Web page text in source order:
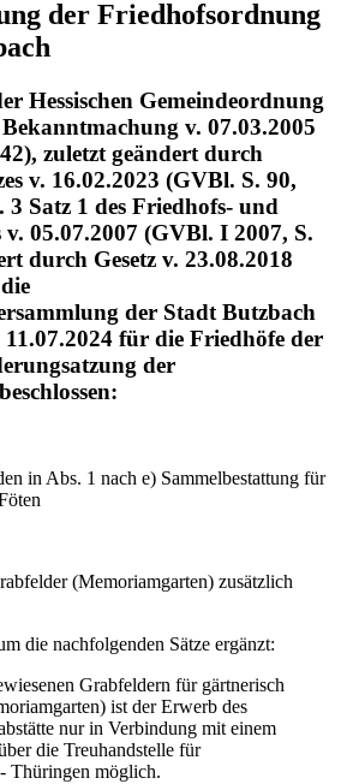
der Friedhofsordnung
Hessischen Gemeindeordnung
v. 07.03.2005
zuletzt geändert durch
v. 16.02.2023 (GVBl. S. 90,
3 Satz 1 des Friedhofs- und
v. 05.07.2007 (GVBl. I 2007, S.
durch Gesetz v. 23.08.2018
der Stadt Butzbach
für die Friedhöfe der
der
in Abs. 1 nach e) Sammelbestattung für
(Memoriamgarten) zusätzlich
die nachfolgenden Sätze ergänzt:
Grabfeldern für gärtnerisch
ist der Erwerb des
nur in Verbindung mit einem
die Treuhandstelle für
Thüringen möglich.